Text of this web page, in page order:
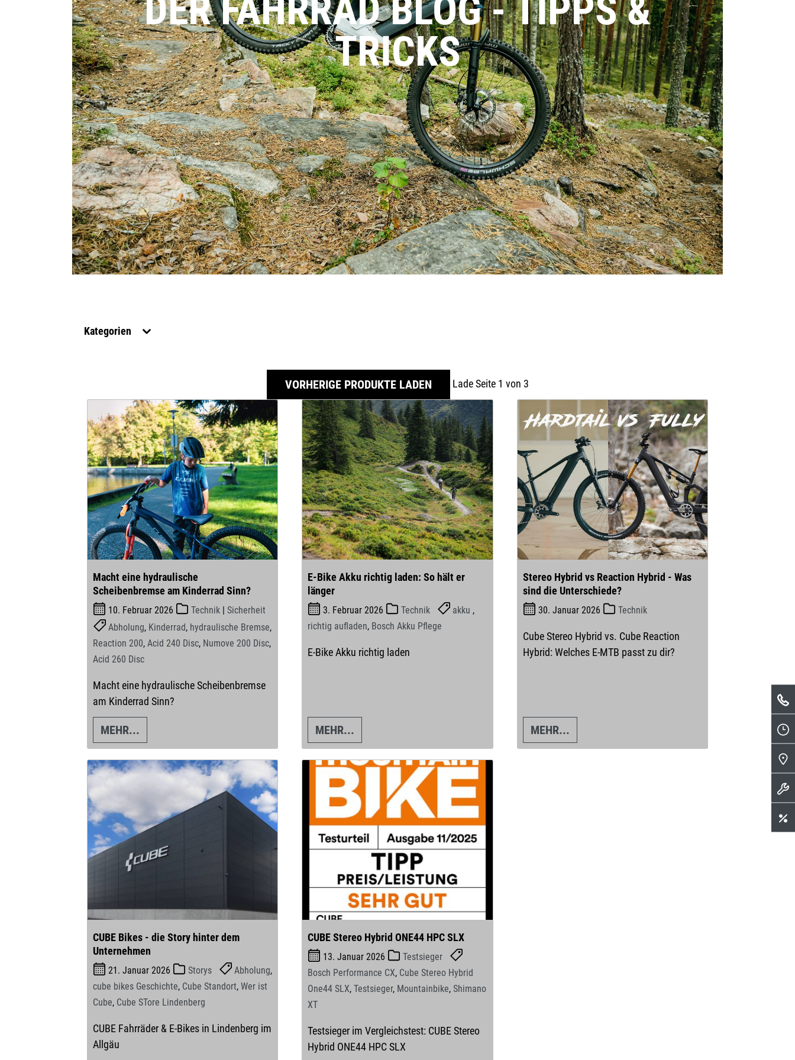
E-Bike Trekking
E-Bike Urban
E-Bike Kinder
E-Bike Transport
Rennrad
Trekking
Kinderfahrrad
Ständer
Flaschenhalter
Pedale
Helme
Schlösser
Beleuchtung
Werkzeug
Bosch E Bike
Anbausets
DER FAHRRAD BLOG - TIPPS &
TRICKS
Kategorien
VORHERIGE PRODUKTE LADEN Lade Seite 1 von 3
Macht eine hydraulische
Scheibenbremse am Kinderrad Sinn?
10. Februar 2026 Technik | Sicherheit
Abholung, Kinderrad, hydraulische Bremse,
Reaction 200, Acid 240 Disc, Numove 200 Disc,
Acid 260 Disc
Macht eine hydraulische Scheibenbremse
am Kinderrad Sinn?
MEHR...
E-Bike Akku richtig laden: So hält er
länger
3. Februar 2026 Technik akku ,
richtig aufladen, Bosch Akku Pflege
E-Bike Akku richtig laden
MEHR...
Stereo Hybrid vs Reaction Hybrid - Was
sind die Unterschiede?
30. Januar 2026 Technik
Cube Stereo Hybrid vs. Cube Reaction
Hybrid: Welches E-MTB passt zu dir?
MEHR...
CUBE Bikes - die Story hinter dem
Unternehmen
21. Januar 2026 Storys Abholung,
cube bikes Geschichte, Cube Standort, Wer ist
Cube, Cube STore Lindenberg
CUBE Fahrräder & E-Bikes in Lindenberg im
Allgäu
CUBE Stereo Hybrid ONE44 HPC SLX
13. Januar 2026
Testsieger
Bosch Performance CX, Cube Stereo Hybrid
One44 SLX,Testsieger, Mountainbike, Shimano
XT
Testsieger im Vergleichstest: CUBE Stereo
Hybrid ONE44 HPC SLX